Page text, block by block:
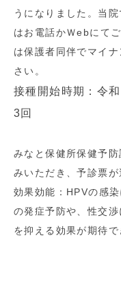
うになりました。当
はお電話かＷebにて
は保護者同伴でマイ
さい。
接種開始時期：令
3回
接種を
みなと保健所保健予
みいただき、予診票が
効果効能：HPVの感
の発症予防や、性交
を抑える効果が期待で